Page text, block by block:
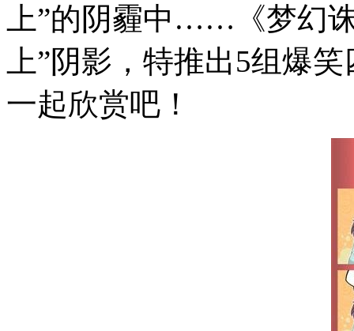
上”的阴霾中……《梦幻
上”阴影，特推出5组爆
一起欣赏吧！